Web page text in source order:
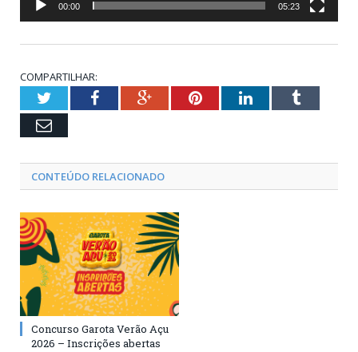
00:00 05:23
COMPARTILHAR:
TwitterFacebookGoogle+PinterestLinkedInTumblr
Email
CONTEÚDO RELACIONADO
Concurso Garota Verão Açu
2026 – Inscrições abertas